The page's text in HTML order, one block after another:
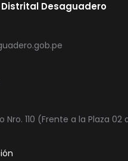
Desaguadero
Nro. 110 (Frente a la Plaza 02